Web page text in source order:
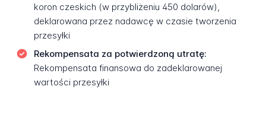
koron czeskich (w przybliżeniu 450 dolarów),
deklarowana przez nadawcę w czasie tworzenia
przesyłki
Rekompensata za potwierdzoną utratę:
Rekompensata finansowa do zadeklarowanej
wartości przesyłki